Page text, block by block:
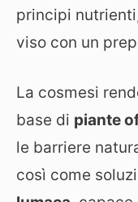
principi
viso con un
La cosmesi
base di piante
le barriere
così come